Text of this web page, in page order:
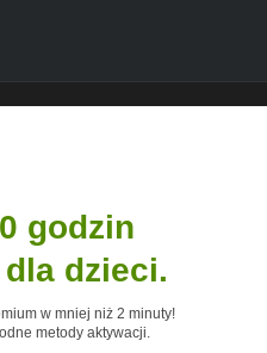
godzin
dzieci.
w mniej niż 2 minuty!
metody aktywacji.